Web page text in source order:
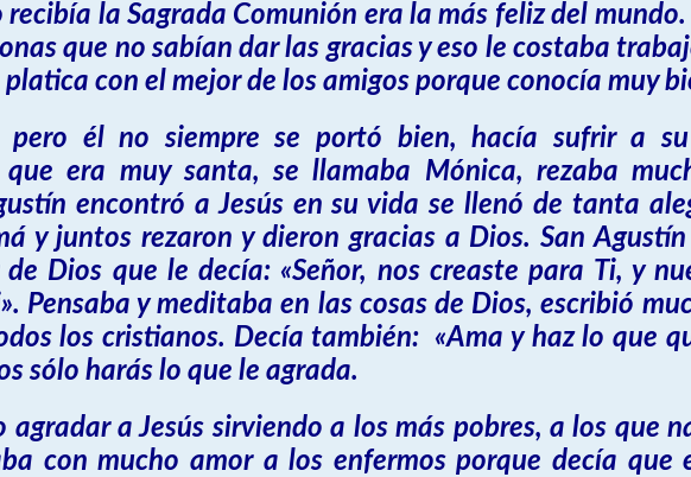
la Sagrada Comunión era la más feliz del
que no sabían dar las gracias y eso le costaba
con el mejor de los amigos porque conocía muy
pero él no siempre se portó bien, hacía sufrir a
era muy santa, se llamaba Mónica, rezaba
encontró a Jesús en su vida se llenó de tanta
y juntos rezaron y dieron gracias a Dios. San
Dios que le decía: «Señor, nos creaste para Ti, y
Pensaba y meditaba en las cosas de Dios, escribió
los cristianos. Decía también: «Ama y haz lo que
sólo harás lo que le agrada.
agradar a Jesús sirviendo a los más pobres, a los que
con mucho amor a los enfermos porque decía que